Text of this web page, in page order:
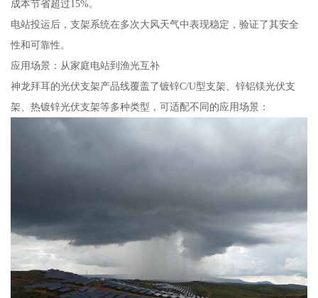
成本节省超过15%。
电站投运后，支架系统在多次大风天气中表现稳定，验证了其安全
性和可靠性。
应用场景：从家庭电站到渔光互补
神龙拜耳的光伏支架产品线覆盖了镀锌C/U型支架、锌铝镁光伏支
架、热镀锌光伏支架等多种类型，可适配不同的应用场景：